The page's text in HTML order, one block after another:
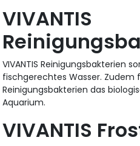
VIVANTIS
VIVANTIS Reinigungsbakterien
fischgerechtes Wasser. Zudem
Reinigungsbakterien das
Aquarium.
VIVANTIS